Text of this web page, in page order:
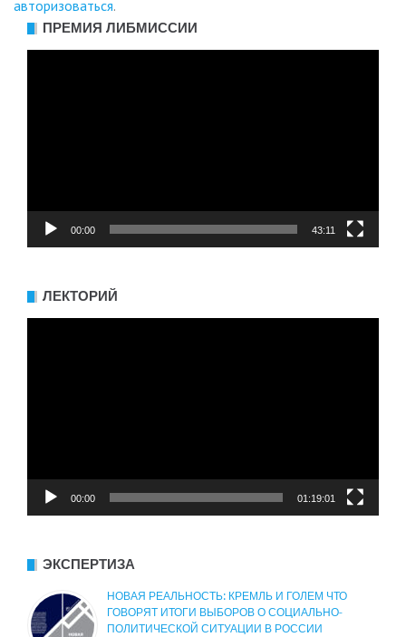
авторизоваться.
ПРЕМИЯ ЛИБМИССИИ
00:00 43:11
ЛЕКТОРИЙ
00:00 01:19:01
ЭКСПЕРТИЗА
НОВАЯ РЕАЛЬНОСТЬ: КРЕМЛЬ И ГОЛЕМ ЧТО
ГОВОРЯТ ИТОГИ ВЫБОРОВ О СОЦИАЛЬНО-
ПОЛИТИЧЕСКОЙ СИТУАЦИИ В РОССИИ